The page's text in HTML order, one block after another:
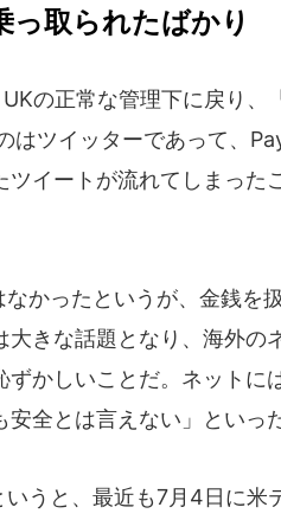
っ取られたばかり
の正常な管理下に戻り、
ツイッターであって、
イートが流れてしまった
かったというが、金銭を
きな話題となり、海外の
ずかしいことだ。ネットに
全とは言えない」といっ
うと、最近も7月4日に米